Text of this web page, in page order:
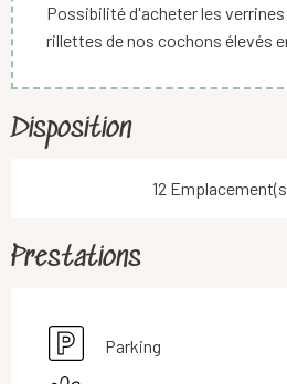
Possibilité d'acheter les verrines
rillettes de nos cochons élevés
Disposition
12
Prestations
Parking